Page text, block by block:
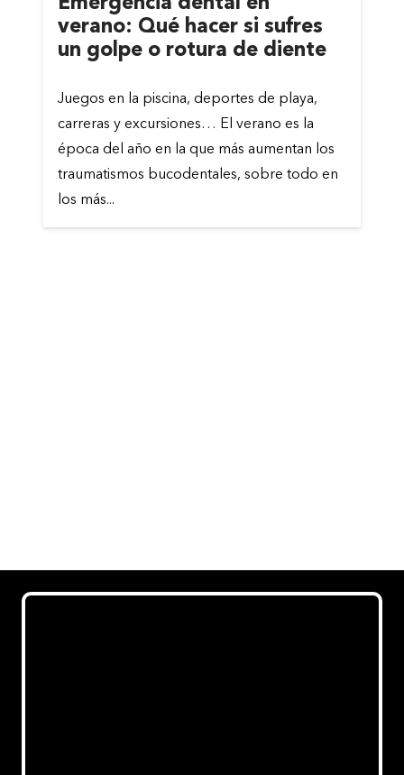
verano: Qué hacer si sufres
un golpe o rotura de diente
Juegos en la piscina, deportes de playa,
carreras y excursiones… El verano es la
época del año en la que más aumentan los
traumatismos bucodentales, sobre todo en
los más...